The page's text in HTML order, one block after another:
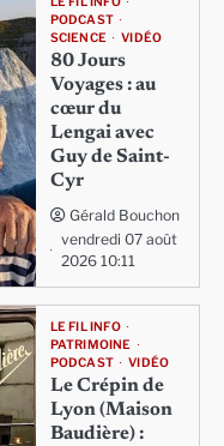
PODCAST
SCIENCE
VIDÉO
80 Jours
Voyages : au
cœur du
Lengai avec
Guy de Saint-
Cyr
Gérald Bouchon
vendredi 07 août
2026 10:11
LE FIL INFO
PATRIMOINE
PODCAST
VIDÉO
Le Crépin de
Lyon (Maison
Baudière) :